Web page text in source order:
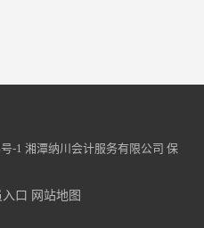
-1 湘潭纳川会计服务有限公司 保
入口 网站地图